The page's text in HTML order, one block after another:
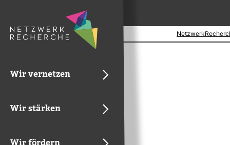
Wir vernetzen
Wir stärken
Wir fördern